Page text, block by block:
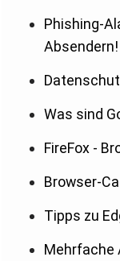
Phishing-
Absendern!
Was sind
FireFox -
Browser-
Tipps zu
Mehrfache